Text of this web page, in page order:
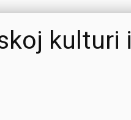
kulturi i